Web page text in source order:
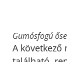
Gumósfogú
A következő